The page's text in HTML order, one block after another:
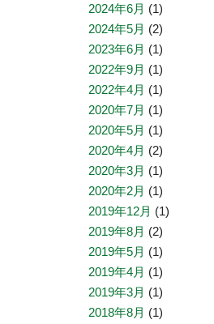
2024年6月 (1)
2024年5月 (2)
2023年6月 (1)
2022年9月 (1)
2022年4月 (1)
2020年7月 (1)
2020年5月 (1)
2020年4月 (2)
2020年3月 (1)
2020年2月 (1)
2019年12月 (1)
2019年8月 (2)
2019年5月 (1)
2019年4月 (1)
2019年3月 (1)
2018年8月 (1)